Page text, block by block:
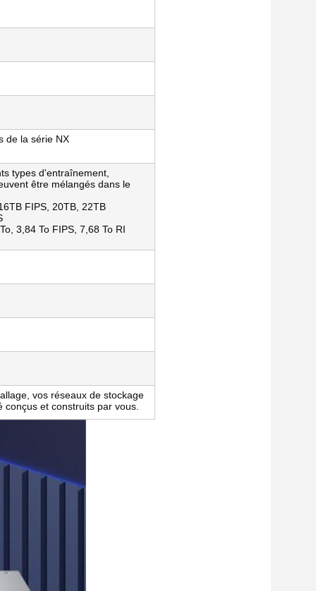
de la série NX
types d'entraînement,
être mélangés dans le
FIPS, 20TB, 22TB
3,84 To FIPS, 7,68 To RI
vos réseaux de stockage
et construits par vous.